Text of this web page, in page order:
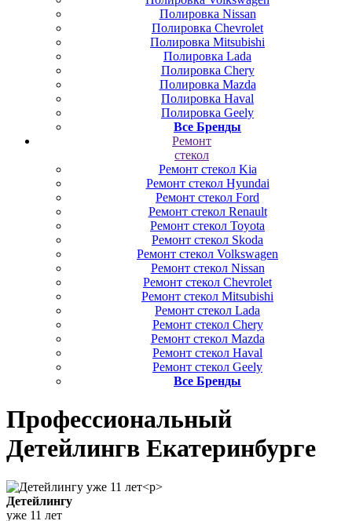
Полировка Nissan
Полировка Chevrolet
Полировка Mitsubishi
Полировка Lada
Полировка Chery
Полировка Mazda
Полировка Haval
Полировка Geely
Все Бренды
Ремонт
стекол
Ремонт стекол Kia
Ремонт стекол Hyundai
Ремонт стекол Ford
Ремонт стекол Renault
Ремонт стекол Toyota
Ремонт стекол Skoda
Ремонт стекол Volkswagen
Ремонт стекол Nissan
Ремонт стекол Chevrolet
Ремонт стекол Mitsubishi
Ремонт стекол Lada
Ремонт стекол Chery
Ремонт стекол Mazda
Ремонт стекол Haval
Ремонт стекол Geely
Все Бренды
Профессиональный
Детейлингв Екатеринбурге
Детейлингу
уже 11 лет